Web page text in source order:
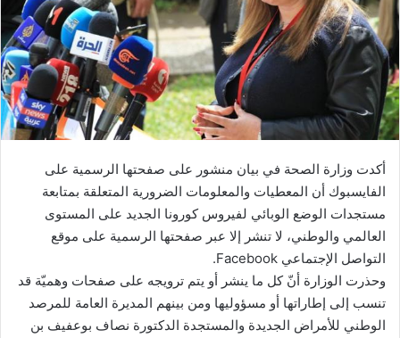
أكدت وزارة الصحة في بيان منشور على صفحتها الرسمية على
الفايسبوك أن المعطيات والمعلومات الضرورية المتعلقة بمتابعة
مستجدات الوضع الوبائي لفيروس كورونا الجديد على المستوى
العالمي والوطني، لا تنشر إلا عبر صفحتها الرسمية على موقع
التواصل الإجتماعي Facebook.
وحذرت الوزارة أنّ كل ما ينشر أو يتم ترويجه على صفحات وهميّة قد
تنسب إلى إطاراتها أو مسؤوليها ومن بينهم المديرة العامة للمرصد
الوطني للأمراض الجديدة والمستجدة الدكتورة نصاف بوعفيف بن